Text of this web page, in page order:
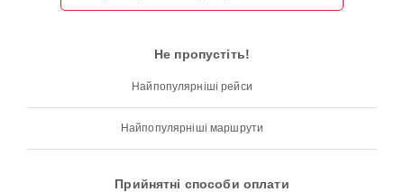
Не пропустіть!
Найпопулярніші рейси
Найпопулярніші маршрути
Прийнятні способи оплати